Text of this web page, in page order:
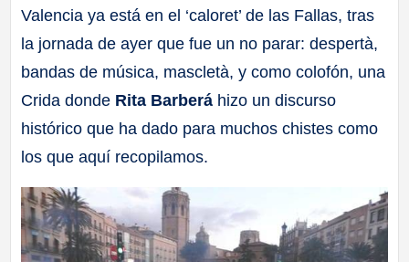
Valencia ya está en el ‘caloret’ de las Fallas, tras
la jornada de ayer que fue un no parar: despertà,
bandas de música, mascletà, y como colofón, una
Crida donde Rita Barberá hizo un discurso
histórico que ha dado para muchos chistes como
los que aquí recopilamos.